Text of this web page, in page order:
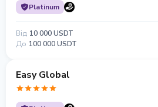
Platinum
Від 10 000 USDT
До 100 000 USDT
Easy Global